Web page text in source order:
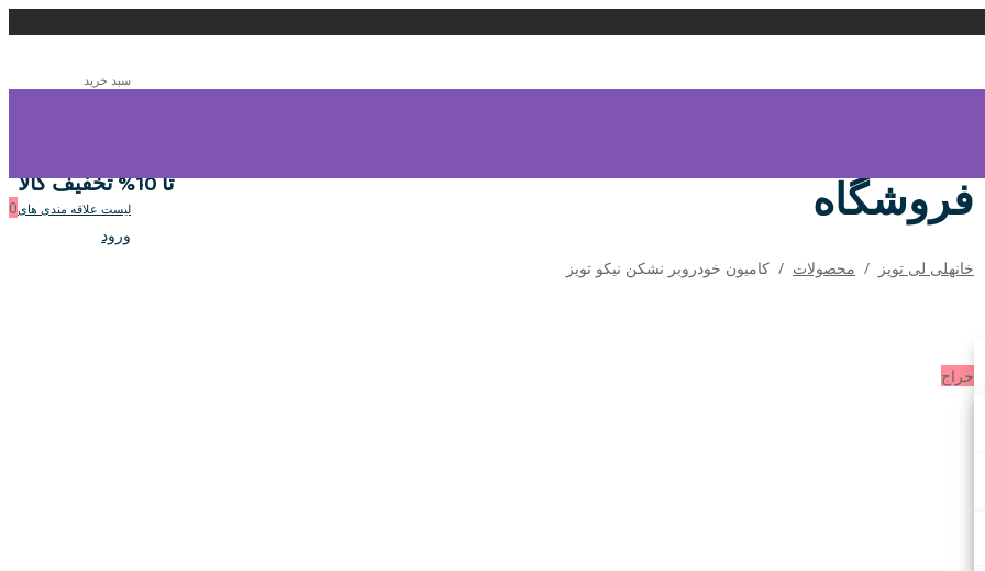
سبد خرید
لیست علاقه مندی های0
ورود
تا 10% تخفیف کالا فروشگاه
خانهلی لی تویز / محصولات / کامیون خودروبر نشکن نیکو تویز
حراج